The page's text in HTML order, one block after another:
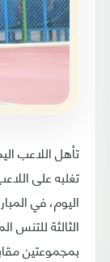
تأهل اللاعب
تغلبه على
اليوم، في
الثالثة للتنس
بمجموعتين مقابل